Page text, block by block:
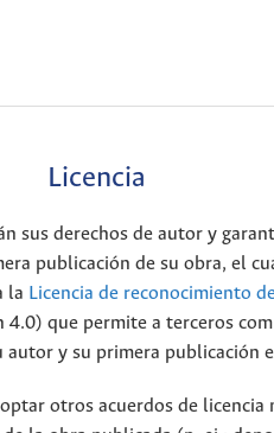
Licencia
sus derechos de autor y
publicación de su obra, el
la Licencia de reconocimiento
4.0) que permite a terceros
autor y su primera publicación
otros acuerdos de licencia